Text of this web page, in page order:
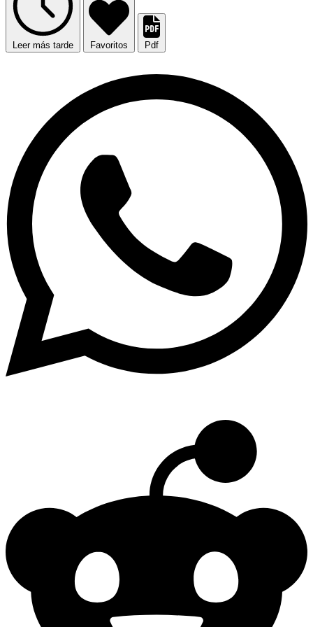
Leer más tarde Favoritos Pdf